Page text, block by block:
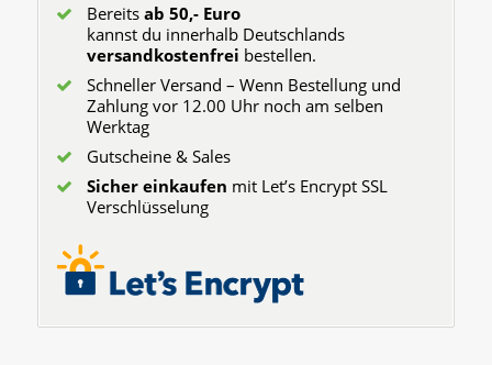
Bereits ab 50,- Euro
kannst du innerhalb Deutschlands
versandkostenfrei bestellen.
Schneller Versand – Wenn Bestellung und
Zahlung vor 12.00 Uhr noch am selben
Werktag
Gutscheine & Sales
Sicher einkaufen mit Let’s Encrypt SSL
Verschlüsselung